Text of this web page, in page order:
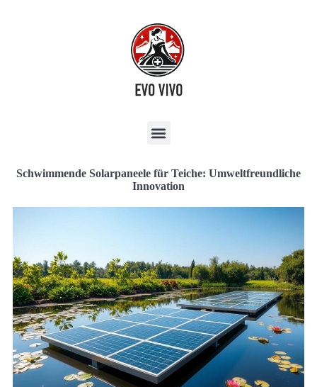
Schwimmende Solarpaneele für Teiche: Umweltfreundliche
Innovation